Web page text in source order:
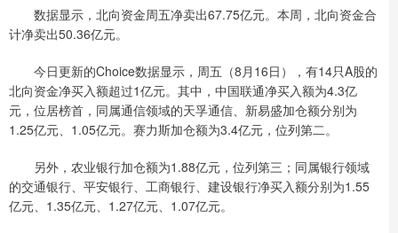
数据显示，北向资金周五净卖出67.75亿元。本周，北向资金合
计净卖出50.36亿元。
今日更新的Choice数据显示，周五（8月16日），有14只A股的
北向资金净买入额超过1亿元。其中，中国联通净买入额为4.3亿
元，位居榜首，同属通信领域的天孚通信、新易盛加仓额分别为
1.25亿元、1.05亿元。赛力斯加仓额为3.4亿元，位列第二。
另外，农业银行加仓额为1.88亿元，位列第三；同属银行领域
的交通银行、平安银行、工商银行、建设银行净买入额分别为1.55
亿元、1.35亿元、1.27亿元、1.07亿元。